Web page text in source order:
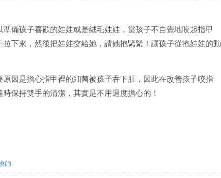
備孩子喜歡的娃娃或是絨毛娃娃，當孩子不自覺地咬起指甲
拉下來，然後把娃娃交給她，請她抱緊緊！讓孩子從抱娃娃的動
因是擔心指甲裡的細菌被孩子吞下肚，因此在改善孩子咬指
保持雙手的清潔，其實是不用過度擔心的！
師